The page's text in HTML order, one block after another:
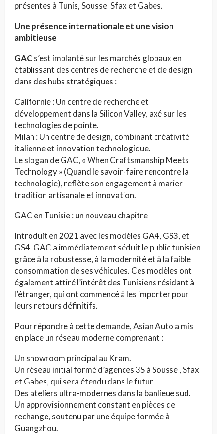
présentes à Tunis, Sousse, Sfax et Gabes.
Une présence internationale et une vision
ambitieuse
GAC s’est implanté sur les marchés globaux en
établissant des centres de recherche et de design
dans des hubs stratégiques :
Californie : Un centre de recherche et
développement dans la Silicon Valley, axé sur les
technologies de pointe.
Milan : Un centre de design, combinant créativité
italienne et innovation technologique.
Le slogan de GAC, « When Craftsmanship Meets
Technology » (Quand le savoir-faire rencontre la
technologie), reflète son engagement à marier
tradition artisanale et innovation.
GAC en Tunisie : un nouveau chapitre
Introduit en 2021 avec les modèles GA4, GS3, et
GS4, GAC a immédiatement séduit le public tunisien
grâce à la robustesse, à la modernité et à la faible
consommation de ses véhicules. Ces modèles ont
également attiré l’intérêt des Tunisiens résidant à
l’étranger, qui ont commencé à les importer pour
leurs retours définitifs.
Pour répondre à cette demande, Asian Auto a mis
en place un réseau moderne comprenant :
Un showroom principal au Kram.
Un réseau initial formé d’agences 3S à Sousse , Sfax
et Gabes, qui sera étendu dans le futur
Des ateliers ultra-modernes dans la banlieue sud.
Un approvisionnement constant en pièces de
rechange, soutenu par une équipe formée à
Guangzhou.